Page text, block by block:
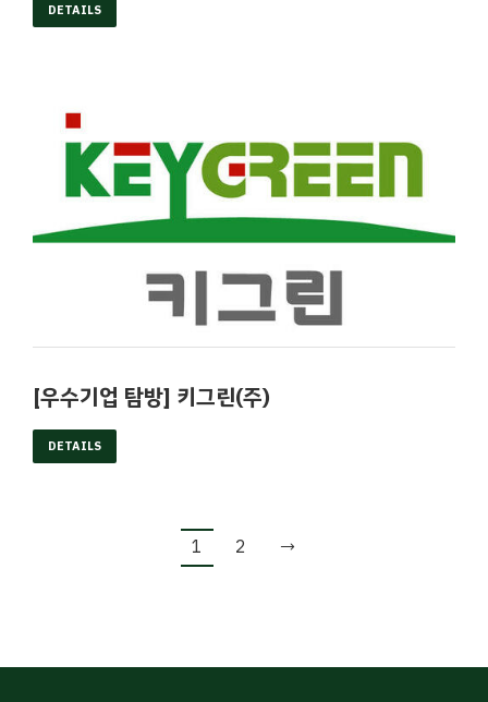
DETAILS
[우수기업 탐방] 키그린(주)
DETAILS
1 2